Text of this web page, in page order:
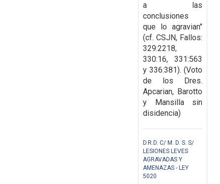
a las
conclusiones
que lo agravian"
(cf. CSJN, Fallos:
329:2218,
330:16, 331:563
y 336:381). (Voto
de los Dres.
Apcarian, Barotto
y Mansilla sin
disidencia)
D.R.D. C/ M. D. S. S/
LESIONES LEVES
AGRAVADAS Y
AMENAZAS - LEY
5020